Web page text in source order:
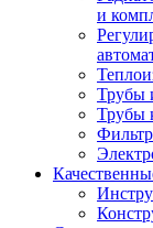
и
Трубы
Трубы